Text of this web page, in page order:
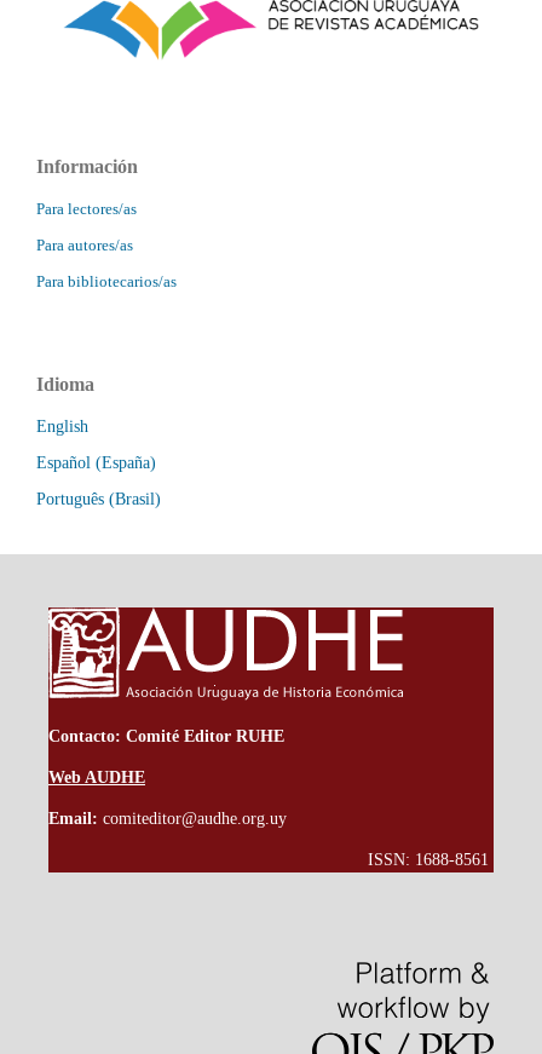
Información
Para lectores/as
Para autores/as
Para bibliotecarios/as
Idioma
English
Español (España)
Português (Brasil)
Contacto: Comité Editor RUHE
Web AUDHE
Email: comiteditor@audhe.org.uy
ISSN: 1688-8561